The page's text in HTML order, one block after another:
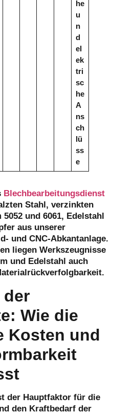
he
u
n
d
el
ek
tri
sc
he
A
ns
ch
lü
ss
e
Blechbearbeitungsdienst
Stahl, verzinkten
und 6061, Edelstahl
aus unserer
und CNC-Abkantanlage.
liegen Werkszeugnisse
und Edelstahl auch
der
Wie die
Kosten und
der Hauptfaktor für die
den Kraftbedarf der